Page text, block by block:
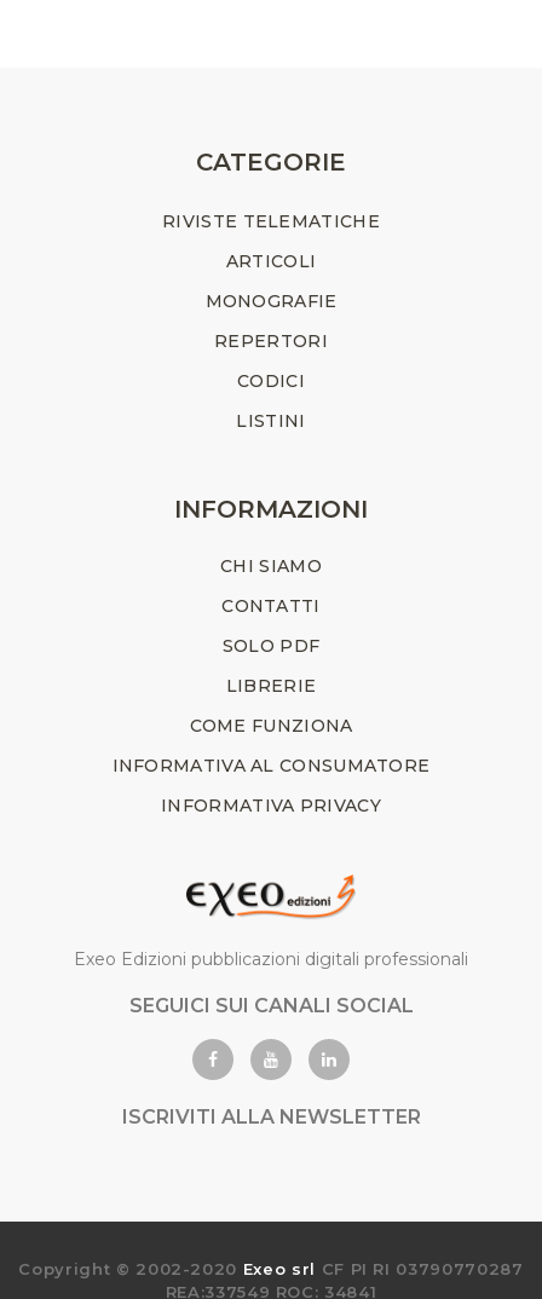
CATEGORIE
RIVISTE TELEMATICHE
ARTICOLI
MONOGRAFIE
REPERTORI
CODICI
LISTINI
INFORMAZIONI
CHI SIAMO
CONTATTI
SOLO PDF
LIBRERIE
COME FUNZIONA
INFORMATIVA AL CONSUMATORE
INFORMATIVA PRIVACY
Exeo Edizioni pubblicazioni digitali professionali
SEGUICI SUI CANALI SOCIAL
ISCRIVITI ALLA NEWSLETTER
Copyright © 2002-2020 Exeo srl CF PI RI 03790770287
REA:337549 ROC: 34841